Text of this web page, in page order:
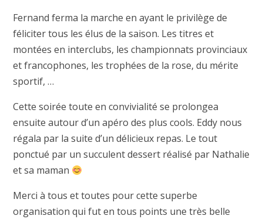
Fernand ferma la marche en ayant le privilège de
féliciter tous les élus de la saison. Les titres et
montées en interclubs, les championnats provinciaux
et francophones, les trophées de la rose, du mérite
sportif, …
Cette soirée toute en convivialité se prolongea
ensuite autour d’un apéro des plus cools. Eddy nous
régala par la suite d’un délicieux repas. Le tout
ponctué par un succulent dessert réalisé par Nathalie
et sa maman
Merci à tous et toutes pour cette superbe
organisation qui fut en tous points une très belle